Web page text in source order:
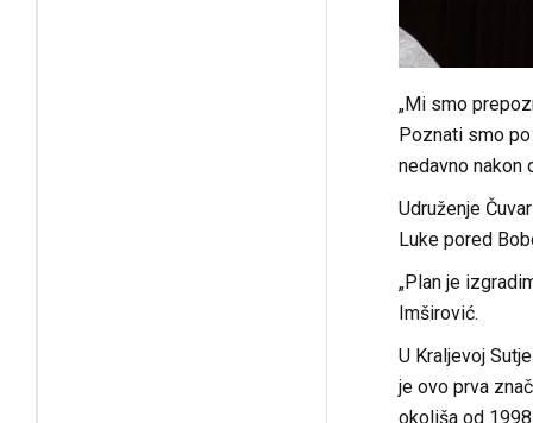
„Mi smo
Poznati smo
nedavno nakon
Udruženje
Luke pored
„Plan je
Imširović.
U Kraljevoj
je ovo prva
okoliša od